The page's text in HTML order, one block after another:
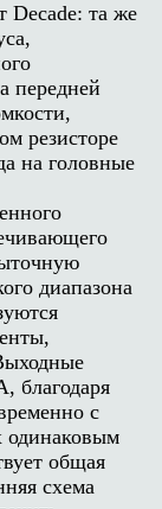
Decade: та же
передней
резисторе
на головные
диапазона
благодаря
с
одинаковым
общая
схема